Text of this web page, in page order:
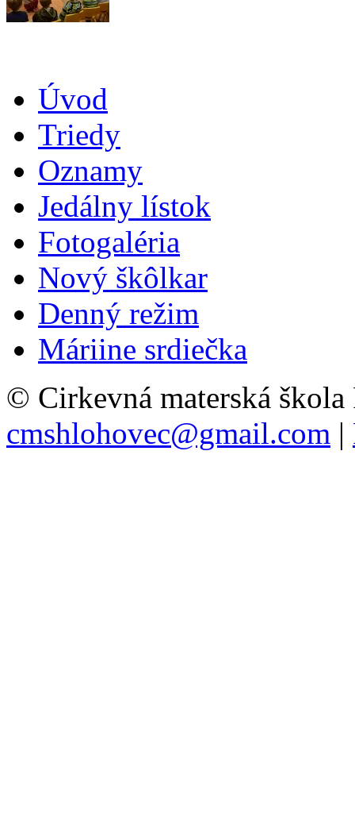
Úvod
Triedy
Oznamy
Jedálny lístok
Fotogaléria
Nový škôlkar
Denný režim
Máriine srdiečka
© Cirkevná materská
cmshlohovec@gmail.com |